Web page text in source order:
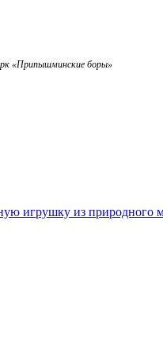
«Припышминские боры»
игрушку из природного